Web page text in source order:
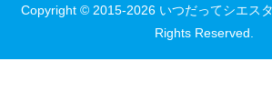
Copyright © 2015-2026 いつだってシエス
Rights Reserved.